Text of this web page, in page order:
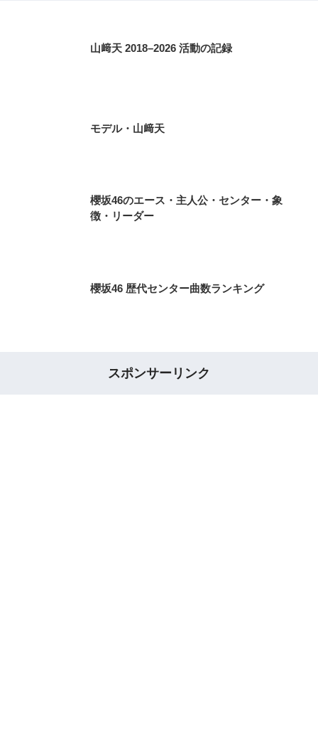
山﨑天 2018–2026 活動の記録
モデル・山﨑天
櫻坂46のエース・主人公・センター・象
徴・リーダー
櫻坂46 歴代センター曲数ランキング
スポンサーリンク